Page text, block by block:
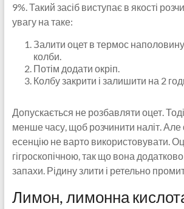
9%. Такий засіб виступає в якості
увагу на таке:
Залити оцет в термос
колби.
Потім додати окріп.
Колбу закрити і залишити на 2
Допускається не розбавляти оцет.
менше часу, щоб розчинити наліт. Але
есенцію не варто використовувати.
гігроскопічною, так що вона додатково
запахи. Рідину злити і ретельно
Лимон, лимонна